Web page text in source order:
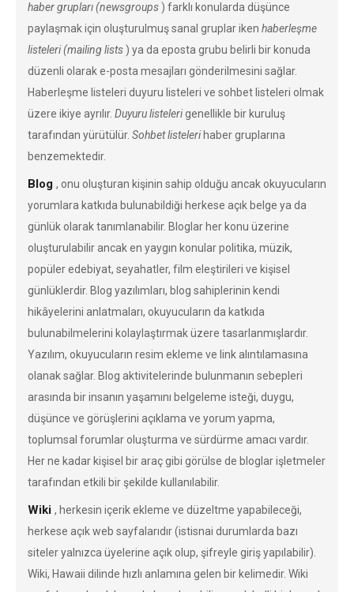
haber grupları (newsgroups ) farklı konularda düşünce
paylaşmak için oluşturulmuş sanal gruplar iken haberleşme
listeleri (mailing lists ) ya da eposta grubu belirli bir konuda
düzenli olarak e-posta mesajları gönderilmesini sağlar.
Haberleşme listeleri duyuru listeleri ve sohbet listeleri olmak
üzere ikiye ayrılır. Duyuru listelerigenellikle bir kuruluş
tarafından yürütülür. Sohbet listeleri haber gruplarına
benzemektedir.
Blog , onu oluşturan kişinin sahip olduğu ancak okuyucuların
yorumlara katkıda bulunabildiği herkese açık belge ya da
günlük olarak tanımlanabilir. Bloglar her konu üzerine
oluşturulabilir ancak en yaygın konular politika, müzik,
popüler edebiyat, seyahatler, film eleştirileri ve kişisel
günlüklerdir. Blog yazılımları, blog sahiplerinin kendi
hikâyelerini anlatmaları, okuyucuların da katkıda
bulunabilmelerini kolaylaştırmak üzere tasarlanmışlardır.
Yazılım, okuyucuların resim ekleme ve link alıntılamasına
olanak sağlar. Blog aktivitelerinde bulunmanın sebepleri
arasında bir insanın yaşamını belgeleme isteği, duygu,
düşünce ve görüşlerini açıklama ve yorum yapma,
toplumsal forumlar oluşturma ve sürdürme amacı vardır.
Her ne kadar kişisel bir araç gibi görülse de bloglar işletmeler
tarafından etkili bir şekilde kullanılabilir.
Wiki , herkesin içerik ekleme ve düzeltme yapabileceği,
herkese açık web sayfalarıdır (istisnai durumlarda bazı
siteler yalnızca üyelerine açık olup, şifreyle giriş yapılabilir).
Wiki, Hawaii dilinde hızlı anlamına gelen bir kelimedir. Wiki